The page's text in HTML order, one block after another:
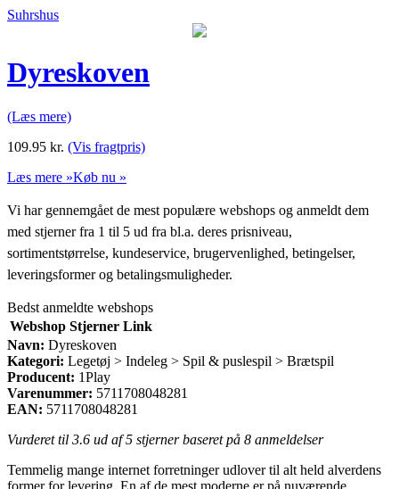
Suhrshus
Dyreskoven
(Læs mere)
109.95 kr. (Vis fragtpris)
Læs mere »Køb nu »
Vi har gennemgået de mest populære webshops og anmeldt dem
med stjerner fra 1 til 5 ud fra bl.a. deres prisniveau,
sortimentstørrelse, kundeservice, brugervenlighed, betingelser,
leveringsformer og betalingsmuligheder.
Bedst anmeldte webshops
Webshop Stjerner Link
Navn: Dyreskoven
Kategori: Legetøj > Indeleg > Spil & puslespil > Brætspil
Producent: 1Play
Varenummer: 5711708048281
EAN: 5711708048281
Vurderet til 3.6 ud af 5 stjerner baseret på 8 anmeldelser
Temmelig mange internet forretninger udlover til alt held alverdens
former for levering. En af de mest moderne er på nuværende